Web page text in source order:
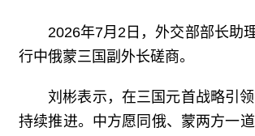
2026年7月2日，外交部部长助
行中俄蒙三国副外长磋商。
刘彬表示，在三国元首战略引
持续推进。中方愿同俄、蒙两方一